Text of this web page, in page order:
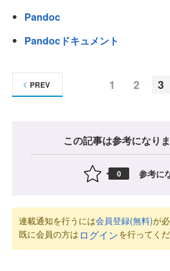
Pandoc
Pandocドキュメント
1 2 3
PREV
この記事は参考になり
0 参考に
連載通知を行うには会員登録(無料)が
既に会員の方は ログインを行ってくだ